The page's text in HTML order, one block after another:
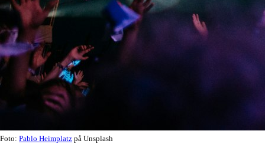
Foto: Pablo Heimplatz på Unsplash